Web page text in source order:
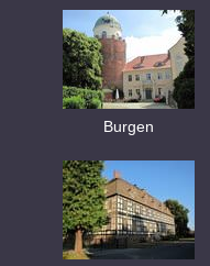
Burgen